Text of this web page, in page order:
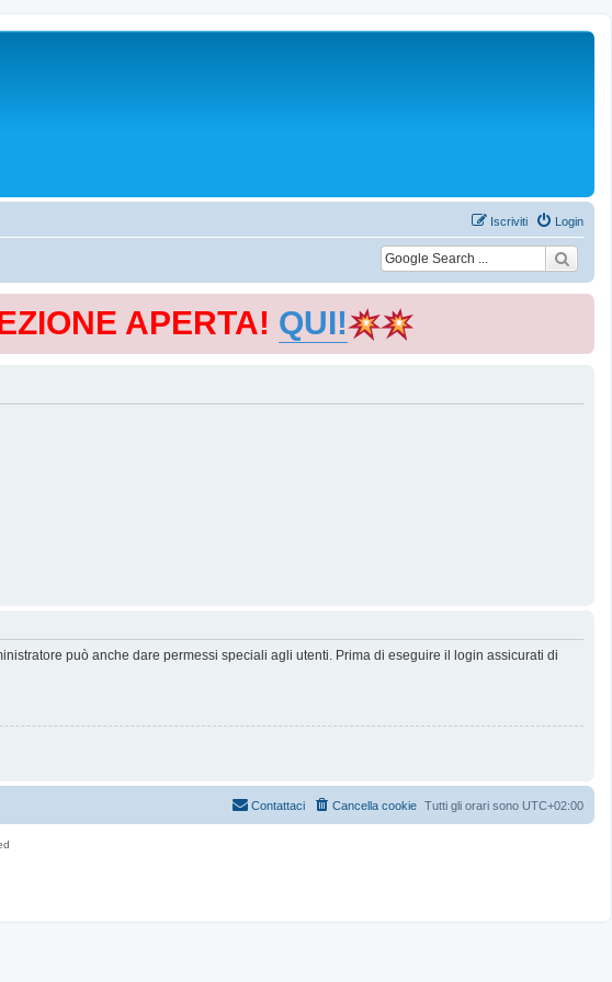
Login
Iscriviti
APERTA! QUI!
può anche dare permessi speciali agli utenti. Prima di eseguire il login assicurati di
Tutti gli orari sono UTC+02:00
Cancella cookie
Contattaci